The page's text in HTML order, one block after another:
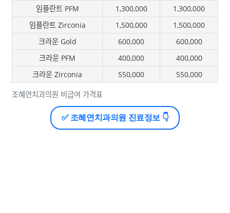
조혜연치과의원 비급여 가격표
임플란트 PFM
1,300,000
1,300,000
임플란트 Zirconia
1,500,000
1,500,000
크라운 Gold
600,000
600,000
크라운 PFM
400,000
400,000
크라운 Zirconia
550,000 550,000
✅ 조혜연치과의원 진료정보 👇